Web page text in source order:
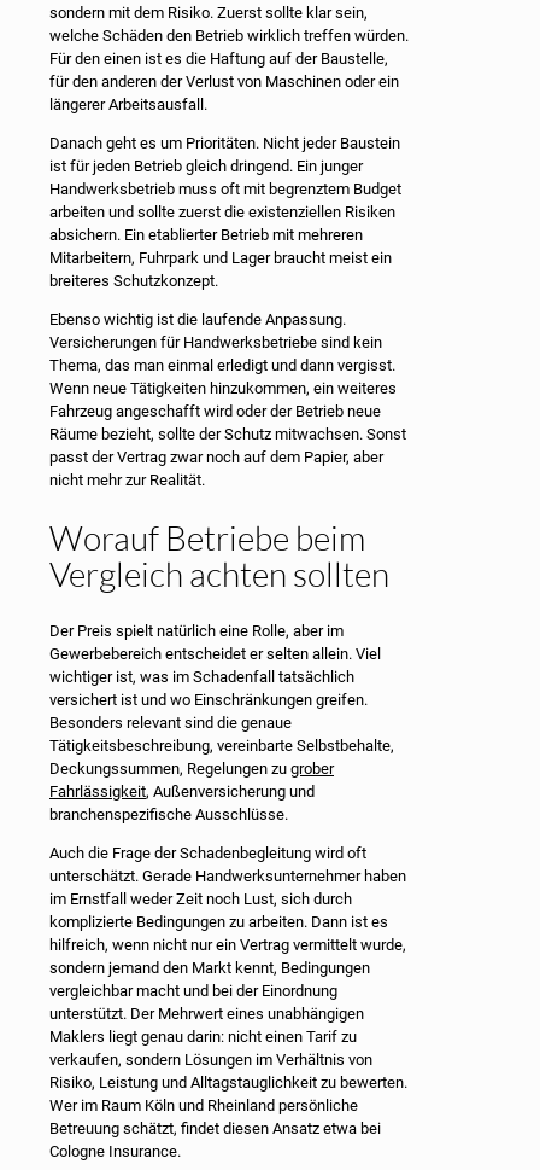
sondern mit dem Risiko. Zuerst sollte klar sein,
welche Schäden den Betrieb wirklich treffen würden.
Für den einen ist es die Haftung auf der Baustelle,
für den anderen der Verlust von Maschinen oder ein
längerer Arbeitsausfall.
Danach geht es um Prioritäten. Nicht jeder Baustein
ist für jeden Betrieb gleich dringend. Ein junger
Handwerksbetrieb muss oft mit begrenztem Budget
arbeiten und sollte zuerst die existenziellen Risiken
absichern. Ein etablierter Betrieb mit mehreren
Mitarbeitern, Fuhrpark und Lager braucht meist ein
breiteres Schutzkonzept.
Ebenso wichtig ist die laufende Anpassung.
Versicherungen für Handwerksbetriebe sind kein
Thema, das man einmal erledigt und dann vergisst.
Wenn neue Tätigkeiten hinzukommen, ein weiteres
Fahrzeug angeschafft wird oder der Betrieb neue
Räume bezieht, sollte der Schutz mitwachsen. Sonst
passt der Vertrag zwar noch auf dem Papier, aber
nicht mehr zur Realität.
Worauf Betriebe beim
Vergleich achten sollten
Der Preis spielt natürlich eine Rolle, aber im
Gewerbebereich entscheidet er selten allein. Viel
wichtiger ist, was im Schadenfall tatsächlich
versichert ist und wo Einschränkungen greifen.
Besonders relevant sind die genaue
Tätigkeitsbeschreibung, vereinbarte Selbstbehalte,
Deckungssummen, Regelungen zu grober
Fahrlässigkeit, Außenversicherung und
branchenspezifische Ausschlüsse.
Auch die Frage der Schadenbegleitung wird oft
unterschätzt. Gerade Handwerksunternehmer haben
im Ernstfall weder Zeit noch Lust, sich durch
komplizierte Bedingungen zu arbeiten. Dann ist es
hilfreich, wenn nicht nur ein Vertrag vermittelt wurde,
sondern jemand den Markt kennt, Bedingungen
vergleichbar macht und bei der Einordnung
unterstützt. Der Mehrwert eines unabhängigen
Maklers liegt genau darin: nicht einen Tarif zu
verkaufen, sondern Lösungen im Verhältnis von
Risiko, Leistung und Alltagstauglichkeit zu bewerten.
Wer im Raum Köln und Rheinland persönliche
Betreuung schätzt, findet diesen Ansatz etwa bei
Cologne Insurance.